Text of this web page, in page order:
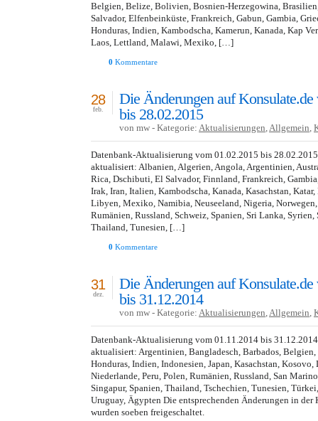
Belgien, Belize, Bolivien, Bosnien-Herzegowina,
Salvador, Elfenbeinküste, Frankreich, Gabun, Gambia,
Honduras, Indien, Kambodscha, Kamerun, Kanada, Kap
Laos, Lettland, Malawi, Mexiko, […]
0 Kommentare
Die Änderungen auf
bis 28.02.2015
28
feb.
von mw - Kategorie: Aktualisierungen,Allgemein,
Datenbank-Aktualisierung vom 01.02.2015 bis
aktualisiert: Albanien, Algerien, Angola, Argentinien,
Rica, Dschibuti, El Salvador, Finnland, Frankreich,
Irak, Iran, Italien, Kambodscha, Kanada, Kasachstan,
Libyen, Mexiko, Namibia, Neuseeland, Nigeria, Norwegen,
Rumänien, Russland, Schweiz, Spanien, Sri Lanka,
Thailand, Tunesien, […]
0 Kommentare
Die Änderungen auf
bis 31.12.2014
31
dez.
von mw - Kategorie: Aktualisierungen,Allgemein,
Datenbank-Aktualisierung vom 01.11.2014 bis
aktualisiert: Argentinien, Bangladesch, Barbados,
Honduras, Indien, Indonesien, Japan, Kasachstan,
Niederlande, Peru, Polen, Rumänien, Russland, San
Singapur, Spanien, Thailand, Tschechien, Tunesien,
Uruguay, Ägypten Die entsprechenden Änderungen in der
wurden soeben freigeschaltet.